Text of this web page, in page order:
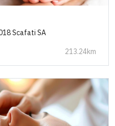
Scafati SA
213.24km